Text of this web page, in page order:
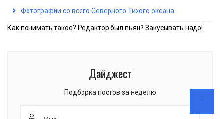
Фотографии со всего Северного Тихого океана
Как понимать такое? Редактор был пьян? Закусывать надо!
Дайджест
Подборка постов за неделю
↑